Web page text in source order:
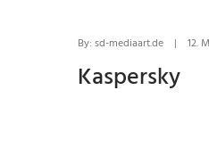
By: sd-mediaart.de | 12.
Kaspersky